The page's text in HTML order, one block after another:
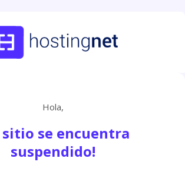
Hola,
sitio se encuentra
suspendido!